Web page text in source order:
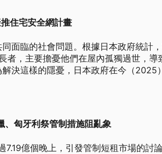
住宅安全網計畫
面臨的社會問題。根據日本政府統計
者，主要擔憂他們在屋內孤獨過世，導
決這樣的隱憂，日本政府在今（2025
、匈牙利祭管制措施阻亂象
億個晚上，引發管制短租市場的討